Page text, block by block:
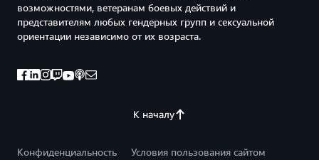
К началу
возможностями, ветеранам боевых действий и
представителям любых гендерных групп и сексуальной
ориентации независимо от их возраста.
Конфиденциальность
Условия пользования сайтом